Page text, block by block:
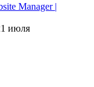
Manager |
июля